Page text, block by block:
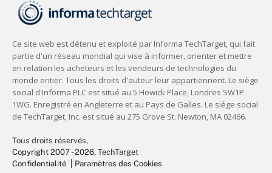
Tous droits réservés,
Copyright 2007 - 2026, TechTarget
Confidentialité
Paramètres des Cookies